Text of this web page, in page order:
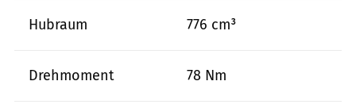
Hubraum 776 cm³
Drehmoment 78 Nm